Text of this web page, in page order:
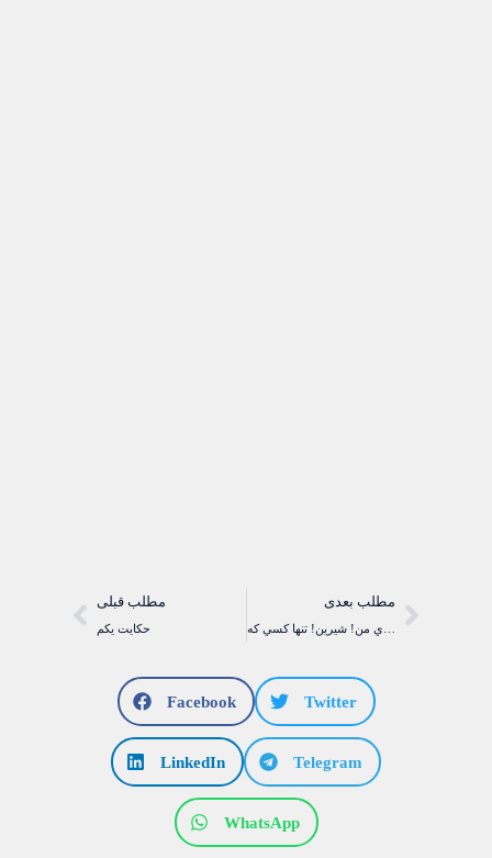
مطلب قبلی
حکايت يکم
مطلب بعدی
خداي من! شيرين! تنها کسي که…
Facebook Twitter
LinkedIn Telegram
WhatsApp